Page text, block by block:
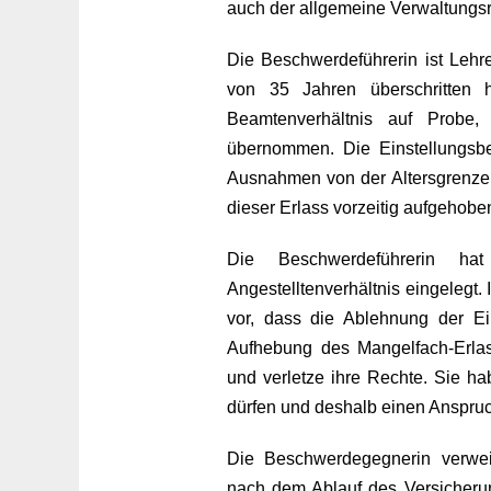
auch der allgemeine
Die Beschwerdeführerin ist
von 35 Jahren
Beamtenverhältnis auf
übernommen. Die
Ausnahmen von der
dieser Erlass vorzeitig
Die Beschwerdeführerin
Angestelltenverhältnis eingelegt.
vor, dass die Ablehnung der
Aufhebung des Mangelfach-
und verletze ihre Rechte. Sie
dürfen und deshalb einen
Die Beschwerdegegnerin